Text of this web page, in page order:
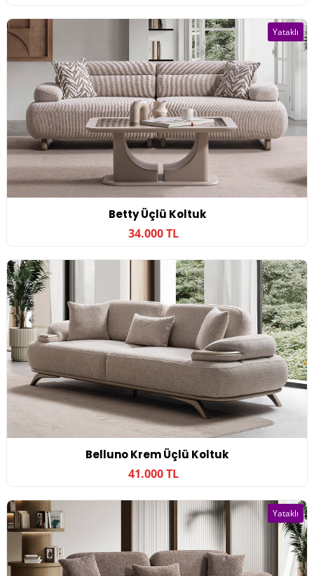
Betty Üçlü Koltuk
34.000 TL
Yataklı
Belluno Krem Üçlü Koltuk
41.000 TL
Yataklı